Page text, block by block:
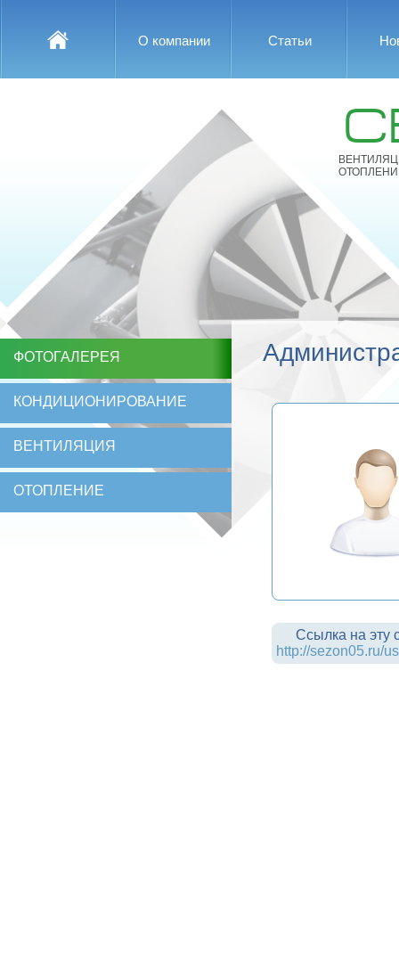
О компании Статьи
ФОТОГАЛЕРЕЯ
КОНДИЦИОНИРОВАНИЕ
ВЕНТИЛЯЦИЯ
ОТОПЛЕНИЕ
Ссылка на эту
http://sezon05.ru/